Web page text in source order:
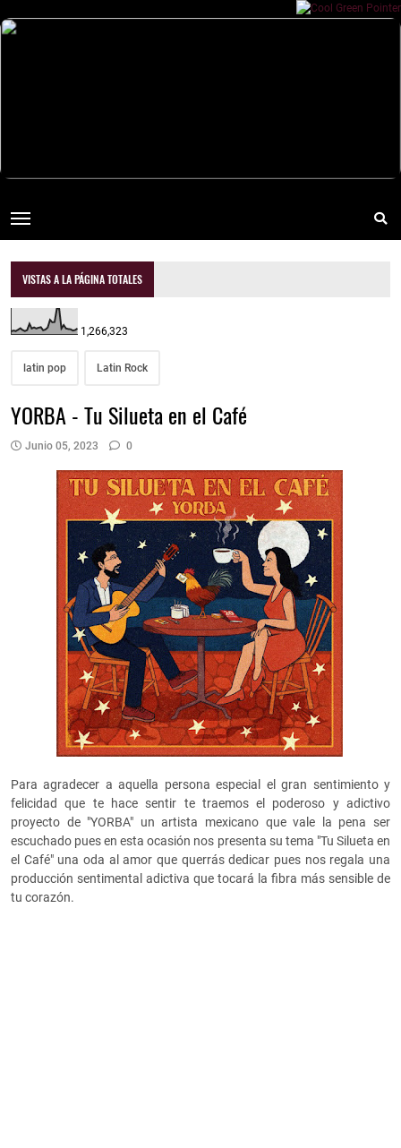
VISTAS A LA PÁGINA TOTALES
1,266,323
latin pop Latin Rock
YORBA - Tu Silueta en el Café
Junio 05, 2023 0
Para agradecer a aquella persona especial el gran sentimiento y
felicidad que te hace sentir te traemos el poderoso y adictivo
proyecto de "YORBA" un artista mexicano que vale la pena ser
escuchado pues en esta ocasión nos presenta su tema "Tu Silueta en
el Café" una oda al amor que querrás dedicar pues nos regala una
producción sentimental adictiva que tocará la fibra más sensible de
tu corazón.